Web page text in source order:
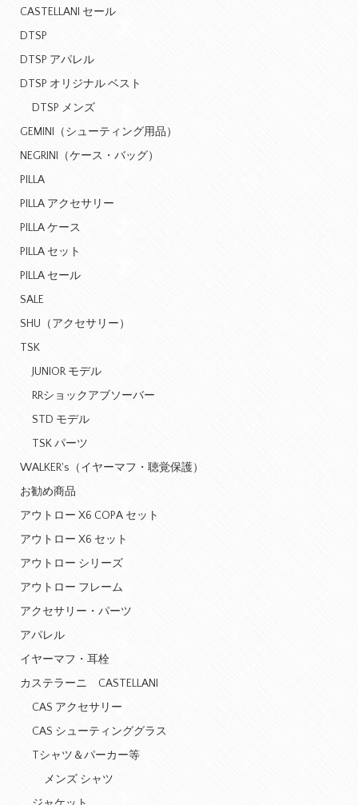
CASTELLANI セール
DTSP
DTSP アパレル
DTSP オリジナル ベスト
DTSP メンズ
GEMINI（シューティング用品）
NEGRINI（ケース・バッグ）
PILLA
PILLA アクセサリー
PILLA ケース
PILLA セット
PILLA セール
SALE
SHU（アクセサリー）
TSK
JUNIOR モデル
RRショックアブソーバー
STD モデル
TSK パーツ
WALKER's（イヤーマフ・聴覚保護）
お勧め商品
アウトロー X6 COPA セット
アウトロー X6 セット
アウトロー シリーズ
アウトロー フレーム
アクセサリー・パーツ
アパレル
イヤーマフ・耳栓
カステラーニ CASTELLANI
CAS アクセサリー
CAS シューティンググラス
Tシャツ＆パーカー等
メンズ シャツ